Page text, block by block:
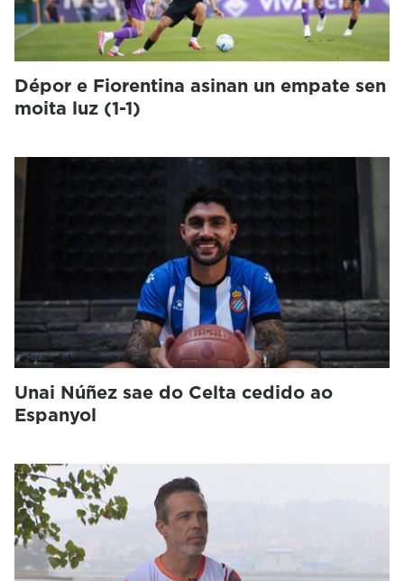
Dépor e Fiorentina asinan un empate sen
moita luz (1-1)
Unai Núñez sae do Celta cedido ao
Espanyol